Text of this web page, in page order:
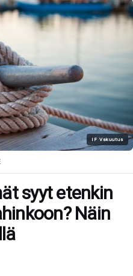
IF Vakuutus
syyt etenkin
Näin